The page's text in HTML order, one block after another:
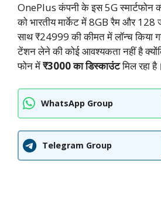
OnePlus कंपनी के इस 5G स्मार्टफोन
को भारतीय मार्केट में 8GB रैम और 128
साथ ₹24999 की कीमत में लॉन्च किया
टेंशन लेने की कोई आवश्यकता नहीं है
फोन में₹3000 का डिस्काउंटमिल रहा है।
WhatsApp Group
Telegram Group